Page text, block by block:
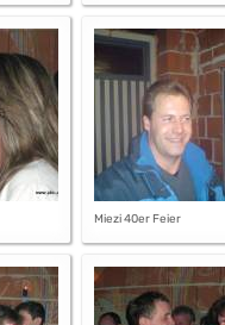
Miezi 40er Feier